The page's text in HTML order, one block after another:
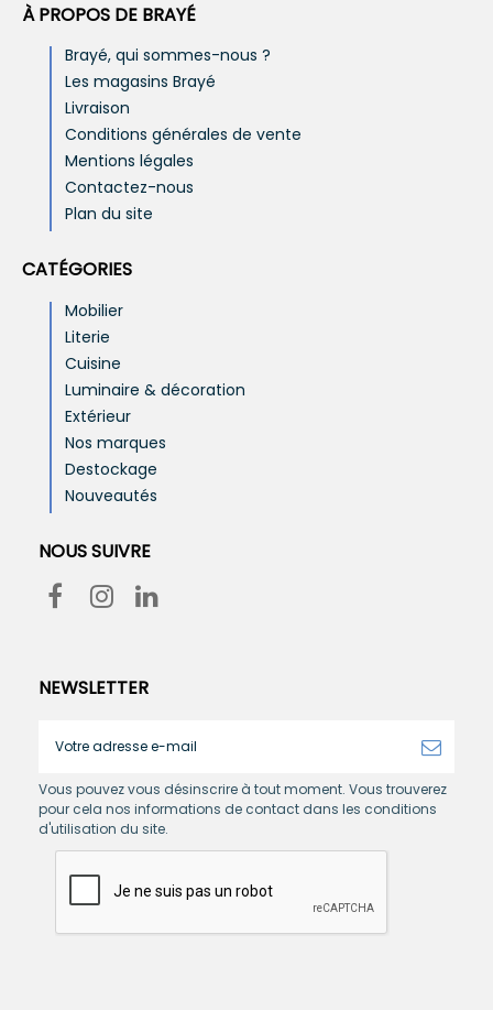
À PROPOS DE BRAYÉ
Brayé, qui sommes-nous ?
Les magasins Brayé
Livraison
Conditions générales de vente
Mentions légales
Contactez-nous
Plan du site
CATÉGORIES
Mobilier
Literie
Cuisine
Luminaire & décoration
Extérieur
Nos marques
Destockage
Nouveautés
NOUS SUIVRE
NEWSLETTER
Vous pouvez vous désinscrire à tout moment. Vous trouverez
pour cela nos informations de contact dans les conditions
d'utilisation du site.